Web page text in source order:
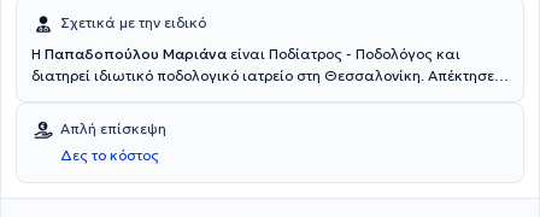
Σχετικά με την ειδικό
Η Παπαδοπούλου Μαριάνα είναι Ποδίατρος - Ποδολόγος και
διατηρεί ιδιωτικό ποδολογικό ιατρείο στη Θεσσαλονίκη. Απέκτησε
από το QUEEN MARGARET UNIVERSITY και είναι μεταπτυχιακός
φοιτητής στην εμβιομηχανική. Συνεργάστηκε με την χειρουργική
κλινική του Γενικού Νοσοκομείου Κιλκίς. Έχει συμμετάσχει σε
πολυάριθμα συνέδρια και είναι μέλος του Ελληνικού Συλλόγου
Απλή επίσκεψη
Δες το κόστος